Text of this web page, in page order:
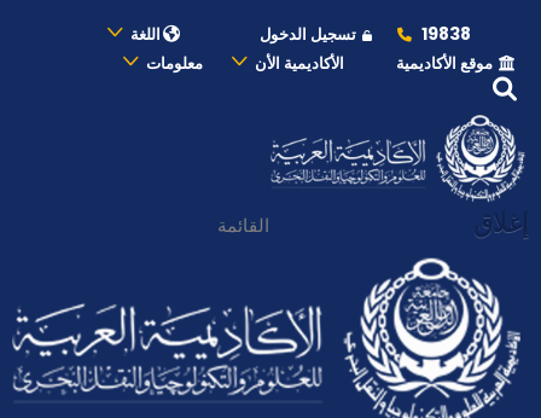
19838 تسجيل الدخول
اللغة
موقع الأكاديمية
الأكاديمية الأن معلومات
إغلاق القائمة